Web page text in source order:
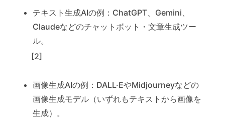
テキスト生成AIの例：ChatGPT、Gemini、
Claudeなどのチャットボット・文章生成ツー
ル。
[2]
画像生成AIの例：DALL·EやMidjourneyなどの
画像生成モデル（いずれもテキストから画像を
生成）。